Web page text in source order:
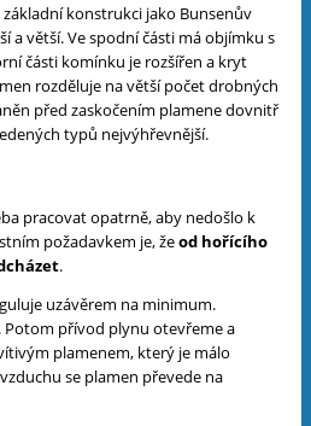
konstrukci jako Bunsenův
a větší. Ve spodní části má objímku s
části komínku je rozšířen a kryt
rozděluje na větší počet drobných
před zaskočením plamene dovnitř
typů nejvýhřevnější.
pracovat opatrně, aby nedošlo k
požadavkem je, žeod hořícího
.
uzávěrem na minimum.
Potom přívod plynu otevřeme a
plamenem, který je málo
se plamen převede na